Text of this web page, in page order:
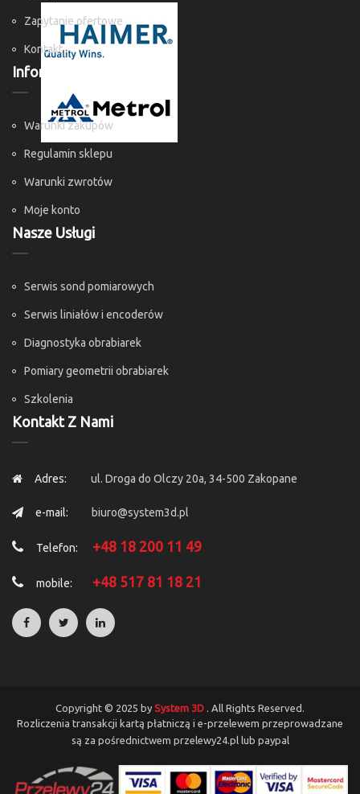
Zapytanie ofertowe
Kontakt
Informacje
Warunki zakupów
Regulamin sklepu
Warunki zwrotów
Moje konto
Nasze Usługi
Serwis sond pomiarowych
Serwis liniałów i encoderów
Diagnostyka obrabiarek
Pomiary geometrii obrabiarek
Szkolenia
Kontakt Z Nami
Adres: ul. Droga do Olczy 20a, 34-500 Zakopane
e-mail: biuro@system3d.pl
Telefon: +48 18 200 11 49
mobile: +48 517 81 18 21
Copyright © 2025 by System 3D . All Rights Reserved.
Rozliczenia transakcji kartą płatniczą i e-przelewem przeprowadzane
są za pośrednictwem przelewy24.pl lub paypal